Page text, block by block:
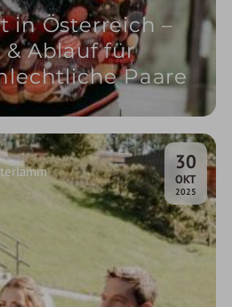
in Österreich –
Ablauf für
Paare
30
OKT.
2025